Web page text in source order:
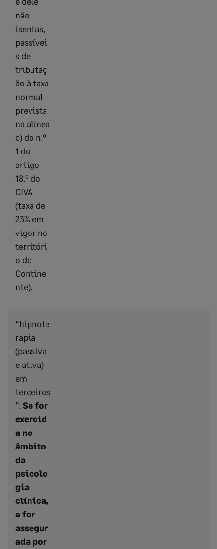
não
isentas,
passívei
s de
tributaç
ão à taxa
normal
prevista
na alínea
c) do n.º
1 do
artigo
18.º do
CIVA
(taxa de
23% em
vigor no
territóri
o do
Contine
nte).
“hipnote
rapia
(passiva
e ativa)
em
terceiros
”. Se for
exercid
a no
âmbito
da
psicolo
gia
clínica,
e for
assegur
ada por